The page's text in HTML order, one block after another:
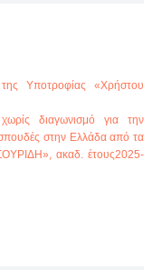
Υποτροφίας «Χρήστου
διαγωνισμό για την
στην Ελλάδα από τα
ακαδ. έτους2025-